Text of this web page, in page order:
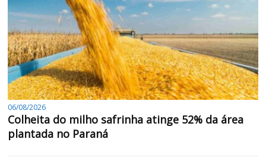
06/08/2026
Colheita do milho safrinha atinge 52% da área
plantada no Paraná